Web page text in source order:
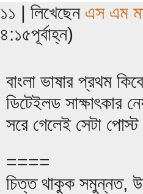
১১ | লিখেছেন এস এম
৪:১৫পূর্বাহ্ন)
বাংলা ভাষার প্রথম
ডিটেইলড সাক্ষাৎকার
সরে গেলেই সেটা
====
চিত্ত থাকুক সমুন্নত,